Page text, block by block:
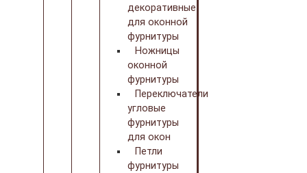
декоративные
для оконной
фурнитуры
Ножницы
оконной
фурнитуры
Переключатели
угловые
фурнитуры
для окон
Петли
фурнитуры